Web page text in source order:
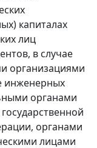
капиталах
лиц
в случае
организациями
инженерных
органами
органами
лицами